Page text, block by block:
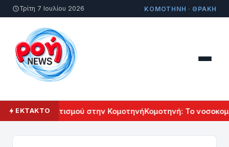
Τρίτη 7 Ιουλίου 2026 ΚΟΜΟΤΗΝΗ · ΘΡΑΚΗ
ΕΚΤΑΚΤΟ
Πολιτισμού στην ΚομοτηνήΚομοτηνή: Το